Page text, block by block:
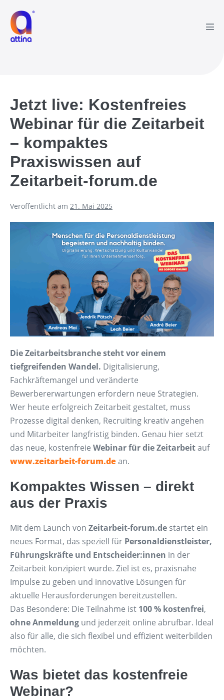
Inhalt
springen
Jetzt live: Kostenfreies
Webinar für die Zeitarbeit
– kompaktes
Praxiswissen auf
Zeitarbeit-forum.de
Veröffentlicht am 21. Mai 2025
Die Zeitarbeitsbranche steht vor einem
tiefgreifenden Wandel. Digitalisierung,
Fachkräftemangel und veränderte
Bewerbererwartungen erfordern neue Strategien.
Wer heute erfolgreich Zeitarbeit gestaltet, muss
Prozesse digital denken, Recruiting kreativ angehen
und Mitarbeiter langfristig binden. Genau hier setzt
das neue, kostenfreie Webinar für die Zeitarbeitauf
www.zeitarbeit-forum.dean.
Kompaktes Wissen – direkt
aus der Praxis
Mit dem Launch von Zeitarbeit-forum.de startet ein
neues Format, das speziell für Personaldienstleister,
Führungskräfte und Entscheider:innen in der
Zeitarbeit konzipiert wurde. Ziel ist es, praxisnahe
Impulse zu geben und innovative Lösungen für
aktuelle Herausforderungen bereitzustellen.
Das Besondere: Die Teilnahme ist 100 % kostenfrei,
ohne Anmeldung und jederzeit online abrufbar. Ideal
also für alle, die sich flexibel und effizient weiterbilden
möchten.
Was bietet das kostenfreie
Webinar?